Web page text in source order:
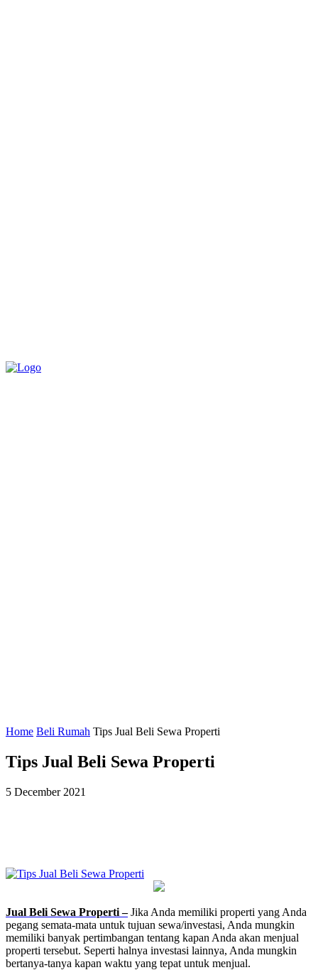
Home Beli Rumah Tips Jual Beli Sewa Properti
Tips Jual Beli Sewa Properti
5 December 2021
Jual Beli Sewa Properti –Jika Anda memiliki properti yang Anda
pegang semata-mata untuk tujuan sewa/investasi, Anda mungkin
memiliki banyak pertimbangan tentang kapan Anda akan menjual
properti tersebut. Seperti halnya investasi lainnya, Anda mungkin
bertanya-tanya kapan waktu yang tepat untuk menjual.